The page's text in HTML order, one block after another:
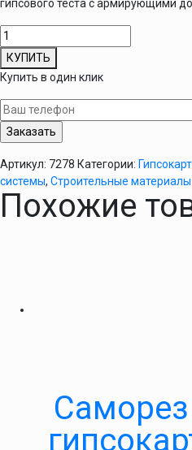
гипсового теста с армирующими
Количество
товара
Гипсокартон
влагостойкий
KNAUF
12,5х1,2х3,0
КУПИТЬ
Купить в один клик
Артикул: 7278 Категории:
системы, Строительные материалы
Похожие